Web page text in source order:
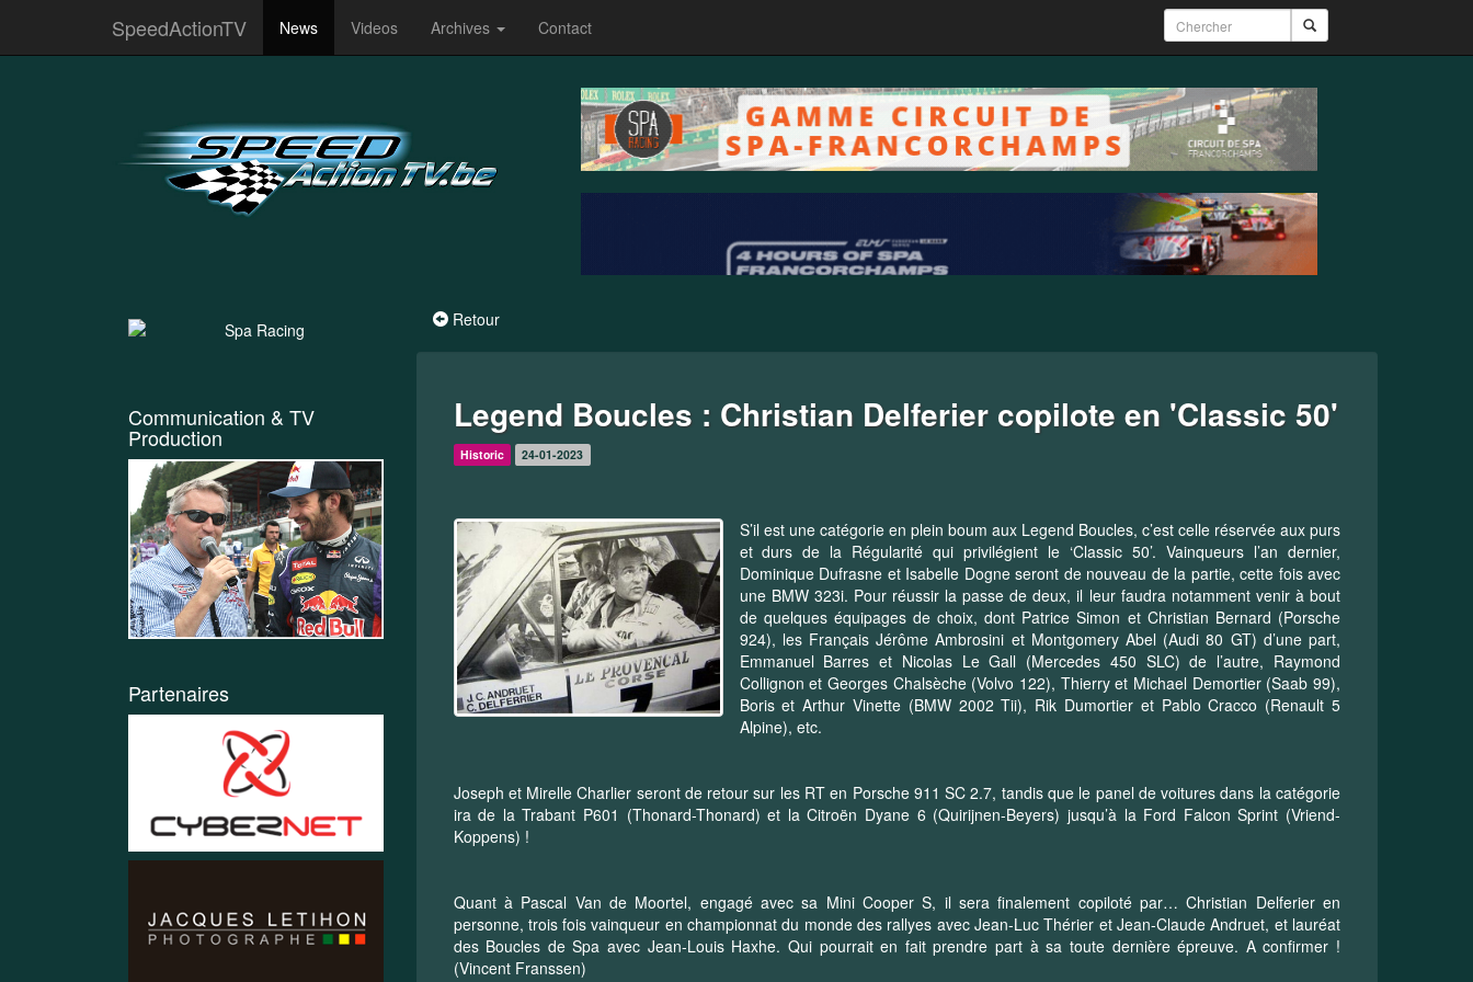
SpeedActionTV News Videos Archives Contact
Retour
Legend Boucles : Christian Delferier copilote en 'Classic 50'
Historic 24-01-2023
S’il est une catégorie en plein boum aux Legend Boucles, c’est celle réservée aux purs
et durs de la Régularité qui privilégient le ‘Classic 50’. Vainqueurs l’an dernier,
Dominique Dufrasne et Isabelle Dogne seront de nouveau de la partie, cette fois avec
une BMW 323i. Pour réussir la passe de deux, il leur faudra notamment venir à bout
de quelques équipages de choix, dont Patrice Simon et Christian Bernard (Porsche
924), les Français Jérôme Ambrosini et Montgomery Abel (Audi 80 GT) d’une part,
Emmanuel Barres et Nicolas Le Gall (Mercedes 450 SLC) de l’autre, Raymond
Collignon et Georges Chalsèche (Volvo 122), Thierry et Michael Demortier (Saab 99),
Boris et Arthur Vinette (BMW 2002 Tii), Rik Dumortier et Pablo Cracco (Renault 5
Alpine), etc.
Joseph et Mirelle Charlier seront de retour sur les RT en Porsche 911 SC 2.7, tandis que le panel de voitures dans la catégorie
ira de la Trabant P601 (Thonard-Thonard) et la Citroën Dyane 6 (Quirijnen-Beyers) jusqu’à la Ford Falcon Sprint (Vriend-
Koppens) !
Quant à Pascal Van de Moortel, engagé avec sa Mini Cooper S, il sera finalement copiloté par… Christian Delferier en
personne, trois fois vainqueur en championnat du monde des rallyes avec Jean-Luc Thérier et Jean-Claude Andruet, et lauréat
des Boucles de Spa avec Jean-Louis Haxhe. Qui pourrait en fait prendre part à sa toute dernière épreuve. A confirmer !
(Vincent Franssen)
Communication & TV
Production
Partenaires